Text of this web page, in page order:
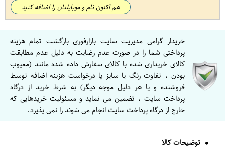
هم اکنون نام و موبایلتان را اضافه کنید
خریدار گرامی مدیریت سایت بازارفوری بازگشت تمام هزینه
پرداختی شما را در صورت عدم رضایت به دلیل عدم مطابقت
کالای خریداری شده با کالای سفارش داده شده مانند (معیوب
بودن ، تفاوت رنگ یا سایز یا درخواست هزینه اضافه توسط
فروشنده و یا هر دلیل موجه دیگر) به شرط خرید از درگاه
پرداخت سایت ، تضمین می نماید و مسئولیت خریدهایی که
خارج از درگاه پرداخت سایت انجام می شوند را نمی پذیرد.
توضیحات کالا